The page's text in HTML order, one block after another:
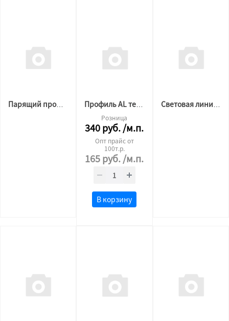
Парящий профиль для натяжных потолков SLOTT VILLAR Kit 2.0 черный
Розница
340руб./м.п.
Опт прайс от
100т.р.
165руб./м.п.
В корзину